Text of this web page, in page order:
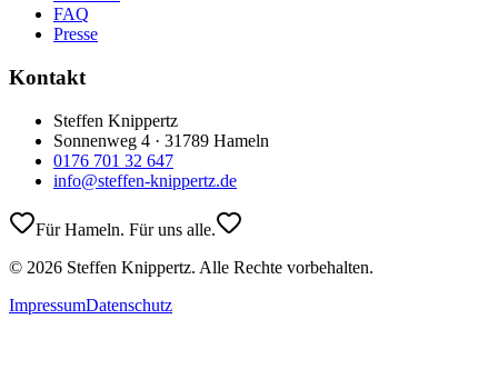
FAQ
Presse
Kontakt
Steffen Knippertz
Sonnenweg 4 · 31789 Hameln
0176 701 32 647
info@steffen-knippertz.de
Für Hameln. Für uns alle.
© 2026 Steffen Knippertz. Alle Rechte vorbehalten.
ImpressumDatenschutz